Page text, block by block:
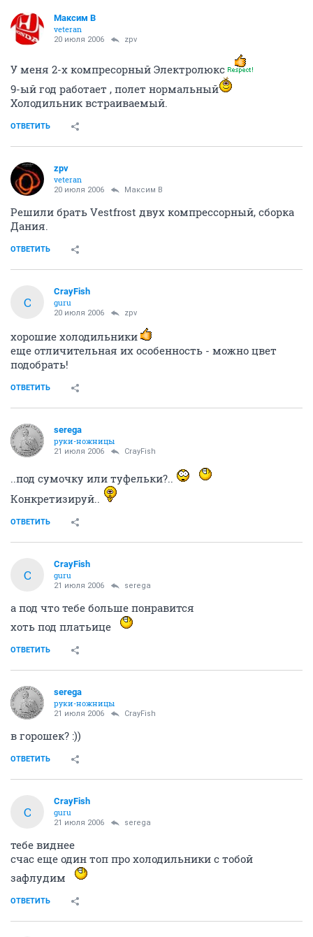
Максим В
veteran
20 июля 2006 zpv
У меня 2-х компресорный Электролюкс
9-ый год работает , полет нормальный
Холодильник встраиваемый.
ОТВЕТИТЬ
zpv
veteran
20 июля 2006 Максим В
Решили брать Vestfrost двух компрессорный, сборка
Дания.
ОТВЕТИТЬ
C
CrayFish
guru
20 июля 2006 zpv
хорошие холодильники
еще отличительная их особенность - можно цвет
подобрать!
ОТВЕТИТЬ
serega
руки-ножницы
21 июля 2006 CrayFish
..под сумочку или туфельки?..
Конкретизируй..
ОТВЕТИТЬ
C
CrayFish
guru
21 июля 2006 serega
а под что тебе больше понравится
хоть под платьице
ОТВЕТИТЬ
serega
руки-ножницы
21 июля 2006 CrayFish
в горошек? :))
ОТВЕТИТЬ
C
CrayFish
guru
21 июля 2006 serega
тебе виднее
счас еще один топ про холодильники с тобой
зафлудим
ОТВЕТИТЬ